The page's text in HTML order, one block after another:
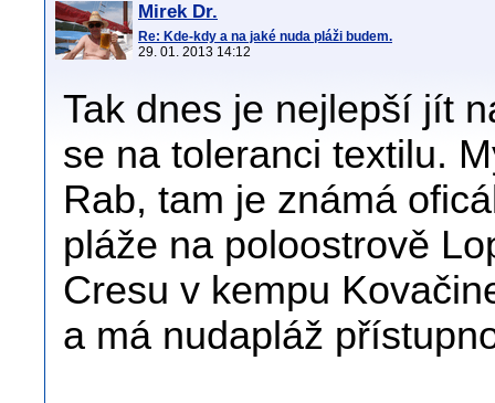
Mirek Dr.
Re: Kde-kdy a na jaké nuda pláži budem.
29. 01. 2013 14:12
Tak dnes je nejlepší jít
se na toleranci textilu.
Rab, tam je známá
pláže na poloostrově
Cresu v kempu
a má nudapláž